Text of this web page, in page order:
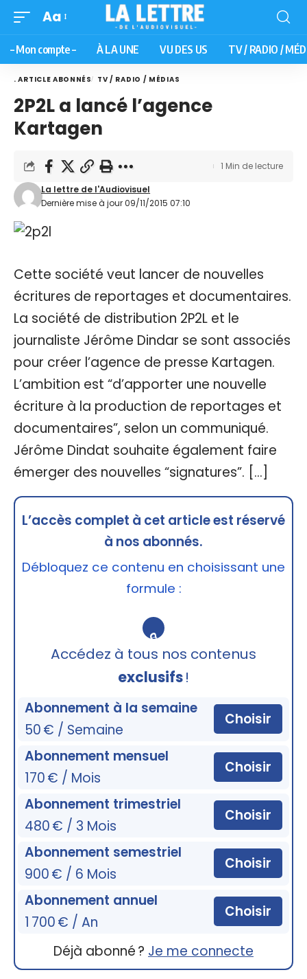
Aa
– Mon compte – À LA UNE VU DES US TV / RADIO /
. ARTICLE ABONNÉS TV / RADIO / MÉDIAS
2P2L a lancé l’agence
Kartagen
Dernière mise à jour 09/11/2015 07:10
La lettre de l'Audiovisuel
1 Min de lecture
Cette société veut lancer de nouvelles
écritures de reportages et documentaires.
La société de distribution 2P2L et le
journaliste Jérôme Dindar se sont associés
pour créer l’agence de presse Kartagen.
L’ambition est “d’apporter une nouvelle
écriture à la production de reportages et
documentaires”, selon un communiqué.
Jérôme Dindat souhaite également faire
émerger des nouvelles “signatures”. […]
L’accès complet à cet article est réservé
à nos abonnés.
Débloquez ce contenu en choisissant une
formule :
🔒
Accédez à tous nos contenus
exclusifs!
Abonnement à la semaine
50 € / Semaine
Choisir
Abonnement mensuel
170 € / Mois
Choisir
Abonnement trimestriel
480 € / 3 Mois
Choisir
Abonnement semestriel
900 € / 6 Mois
Choisir
Abonnement annuel
1 700 € / An
Choisir
Déjà abonné ? Je me connecte